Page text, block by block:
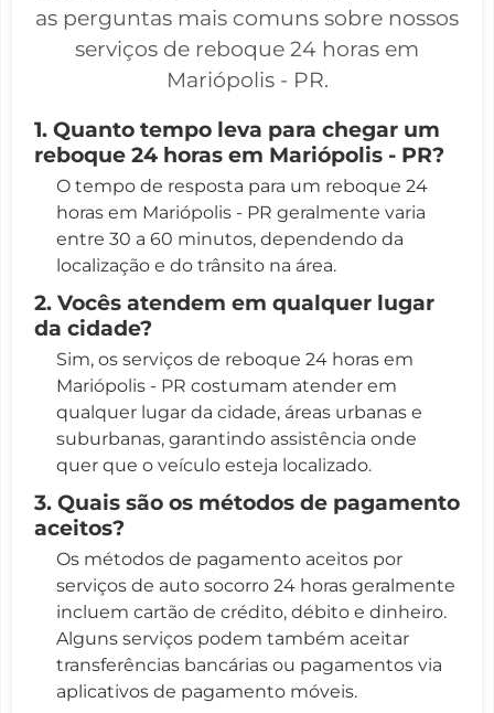
as perguntas mais comuns sobre nossos
serviços de reboque 24 horas em
Mariópolis - PR.
1. Quanto tempo leva para chegar um
reboque 24 horas em Mariópolis - PR?
O tempo de resposta para um reboque 24
horas em Mariópolis - PR geralmente varia
entre 30 a 60 minutos, dependendo da
localização e do trânsito na área.
2. Vocês atendem em qualquer lugar
da cidade?
Sim, os serviços de reboque 24 horas em
Mariópolis - PR costumam atender em
qualquer lugar da cidade, áreas urbanas e
suburbanas, garantindo assistência onde
quer que o veículo esteja localizado.
3. Quais são os métodos de pagamento
aceitos?
Os métodos de pagamento aceitos por
serviços de auto socorro 24 horas geralmente
incluem cartão de crédito, débito e dinheiro.
Alguns serviços podem também aceitar
transferências bancárias ou pagamentos via
aplicativos de pagamento móveis.